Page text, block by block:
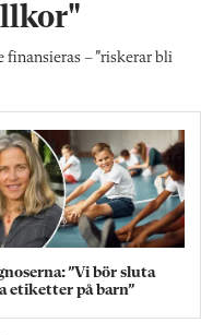
– ”riskerar bli
”Vi bör sluta
etiketter på barn”